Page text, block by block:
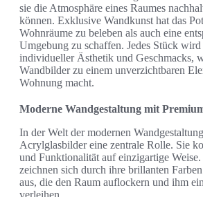
sie die Atmosphäre eines Raumes
können. Exklusive Wandkunst hat das
Wohnräume zu beleben als auch eine
Umgebung zu schaffen. Jedes Stück
individueller Ästhetik und Geschmacks,
Wandbilder zu einem unverzichtbaren
Wohnung macht.
Moderne Wandgestaltung mit
In der Welt der modernen
Acrylglasbilder eine zentrale Rolle. Sie
und Funktionalität auf einzigartige
zeichnen sich durch ihre brillanten
aus, die den Raum auflockern und ihm